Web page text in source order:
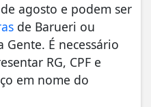
agosto e podem ser
de Barueri ou
É necessário
RG, CPF e
em nome do